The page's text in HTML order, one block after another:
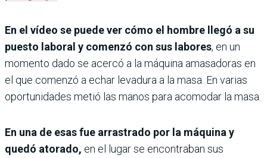
En el vídeo se puede ver cómo el hombre llegó a su
puesto laboral y comenzó con sus labores, en un
momento dado se acercó a la máquina amasadoras en
el que comenzó a echar levadura a la masa. En varias
oportunidades metió las manos para acomodar la masa.
En una de esas fue arrastrado por la máquina y
quedó atorado, en el lugar se encontraban sus